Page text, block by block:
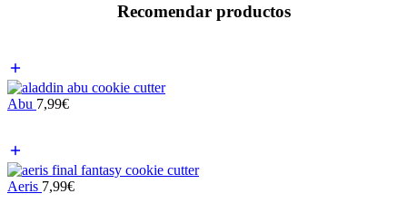
Recomendar productos
Abu 7,99€
Aeris 7,99€